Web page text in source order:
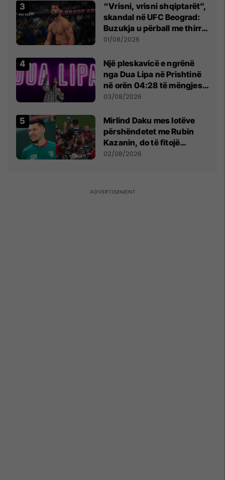
“Vrisni, vrisni shqiptarët”,
skandal në UFC Beograd:
Buzukja u përball me thirrje
anti-shqiptare nga
01/08/2026
Një pleskavicë e ngrënë
nga Dua Lipa në Prishtinë
në orën 04:28 të mëngjesit
- dhe bota digjitale serbe
03/08/2026
Mirlind Daku mes lotëve
përshëndetet me Rubin
Kazanin, do të fitojë
miliona te Spartak Moska
02/08/2026